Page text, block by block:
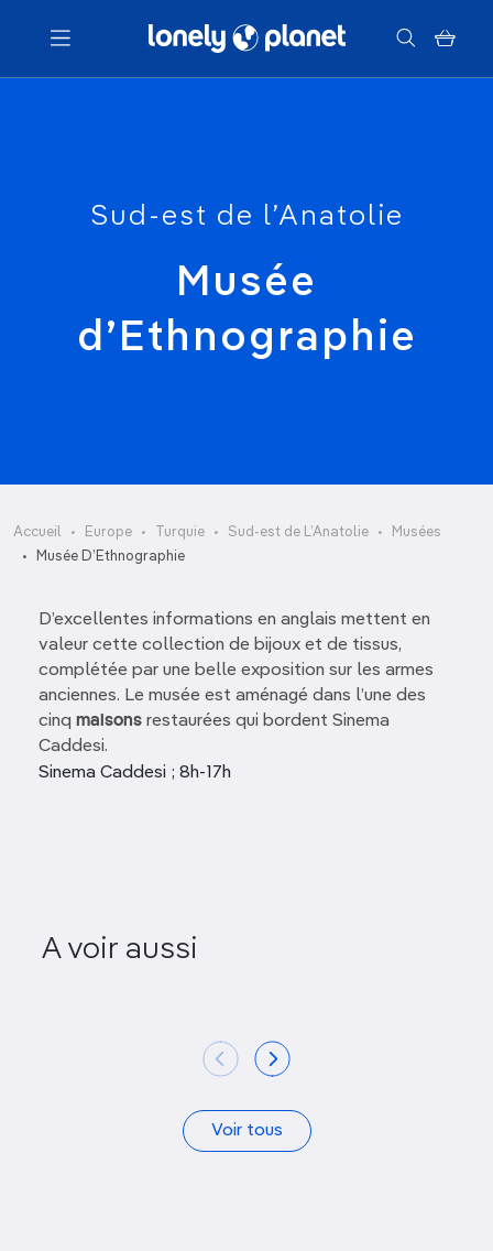
Menu
Sud-est de l’Anatolie
Musée
d’Ethnographie
Accueil Europe Turquie Sud-est de L’Anatolie
Musées
Musée D’Ethnographie
D’excellentes informations en anglais mettent en
valeur cette collection de bijoux et de tissus,
complétée par une belle exposition sur les armes
anciennes. Le musée est aménagé dans l’une des
cinq maisons restaurées qui bordent Sinema
Caddesi.
Sinema Caddesi ; 8h-17h
A voir aussi
Göğüş
Voir tous